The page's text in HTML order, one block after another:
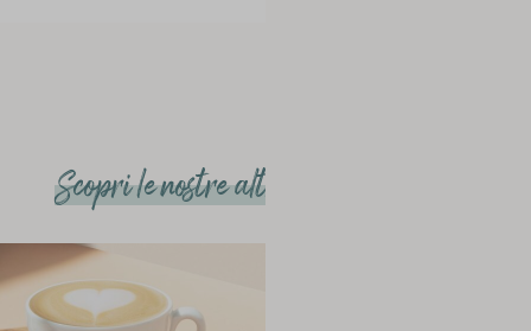
Scopri le nostre altre ricette e articoli